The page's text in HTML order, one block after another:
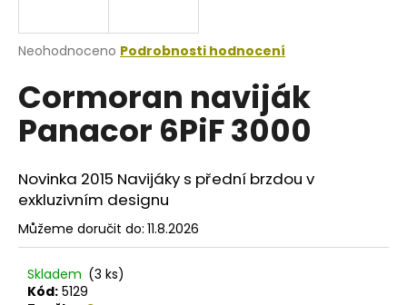
Průměrné
produktu
je
0,0
hvězdiček.
Neohodnoceno Podrobnosti hodnocení
Cormoran naviják
Panacor 6PiF 3000
Novinka 2015 Navijáky s přední brzdou v
exkluzivním designu
Můžeme doručit do: 11.8.2026
Skladem (3 ks)
Kód: 5129
j
t
?
HLEDAT
D